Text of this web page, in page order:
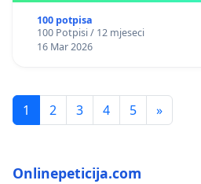
100 potpisa
100 Potpisi / 12 mjeseci
16 Mar 2026
1 2 3 4 5 »
Onlinepeticija.com